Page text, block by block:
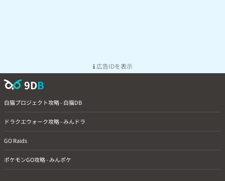
広告IDを表示
9DB
白猫プロジェクト攻略 - 白猫DB
ドラクエウォーク攻略 - みんドラ
GO Raids
ポケモンGO攻略 - みんポケ